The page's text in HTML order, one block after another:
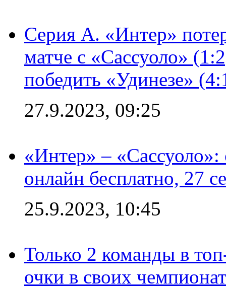
Серия А. «Интер»
матче с «Сассуоло»
победить «Удинезе»
27.9.2023, 09:25
«Интер» –
онлайн бесплатно, 27
25.9.2023, 10:45
Только 2 команды в
очки в своих